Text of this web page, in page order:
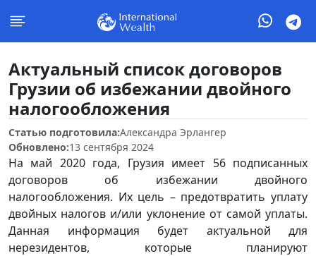
Актуальный список договоров
Грузии об избежании двойного
налогообложения
Статью подготовила:Александра Эрлангер
Обновлено:13 сентября 2024
На май 2020 года, Грузия имеет 56 подписанных
договоров об избежании двойного
налогообложения. Их цель – предотвратить уплату
двойных налогов и/или уклонение от самой уплаты.
Данная информация будет актуальной для
нерезидентов, которые планируют